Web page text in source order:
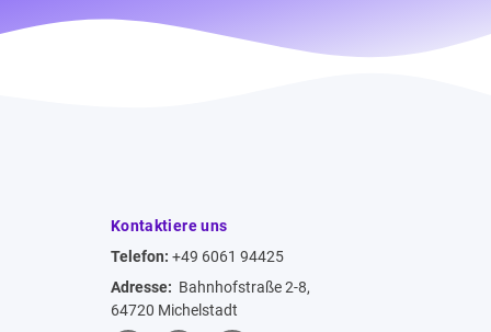
Kontaktiere uns
Telefon: +49 6061 94425
Adresse: Bahnhofstraße 2-8,
64720 Michelstadt